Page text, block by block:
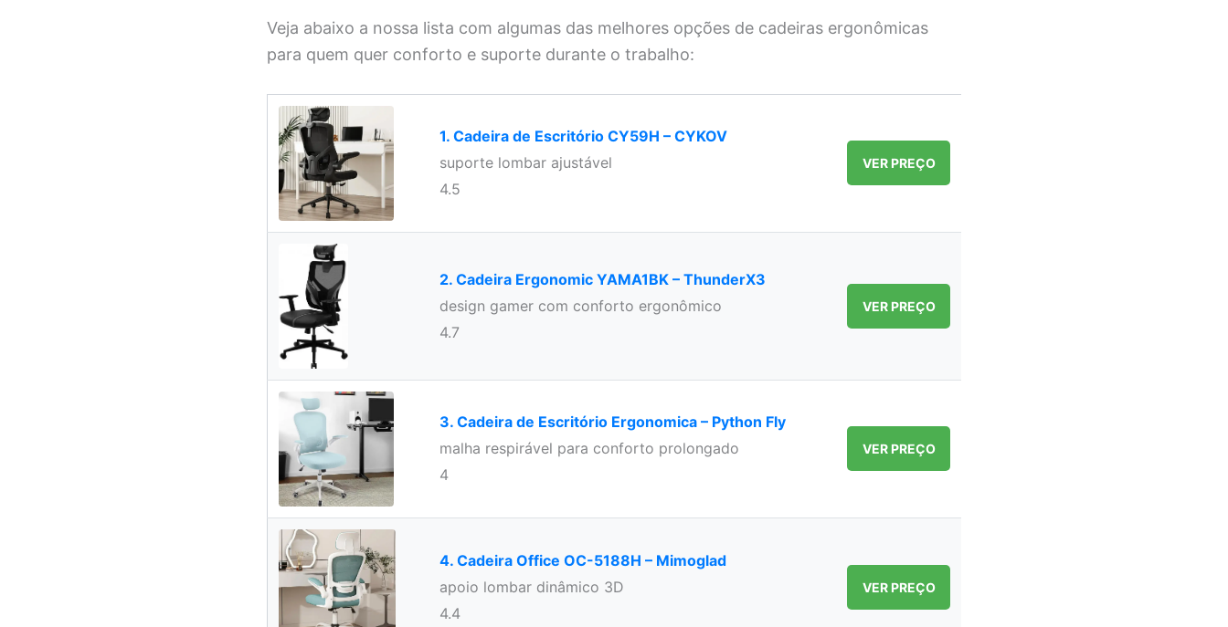
Veja abaixo a nossa lista com algumas das melhores opções de cadeiras ergonômicas
para quem quer conforto e suporte durante o trabalho:
1. Cadeira de Escritório CY59H – CYKOV
suporte lombar ajustável
4.5
VER PREÇO
2. Cadeira Ergonomic YAMA1BK – ThunderX3
design gamer com conforto ergonômico
4.7
VER PREÇO
3. Cadeira de Escritório Ergonomica – Python Fly
malha respirável para conforto prolongado
4
VER PREÇO
4. Cadeira Office OC-5188H – Mimoglad
apoio lombar dinâmico 3D
4.4
VER PREÇO